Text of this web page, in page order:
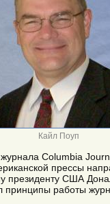
Кайл Поуп
Columbia
прессы
президенту США
принципы работы